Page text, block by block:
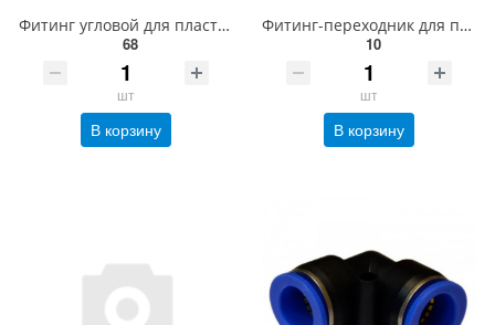
Фитинг угловой для пластиковых трубок 12мм с внутренней резьбой 1/2" Partner SPLF12-04
68
шт
В корзину
Фитинг-переходник для пластиковых трубок 8 x 6мм Partner SPG08-06
10
шт
В корзину